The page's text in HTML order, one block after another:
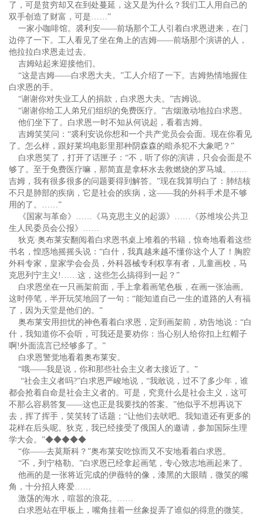
了，可是贫穷却又在到处蔓延，这又是为什么？我们工人用自己的
双手创造了财富，可是……”
一家小咖啡馆。裘利安——前场那个工人引着白求恩进来，在门
边停了一下。工人看见了坐在角上的吉姆——前场那个演讲的人，
他拉拉白求恩走过去。
吉姆站起来迎接他们。
“这是吉姆——白求恩大夫。”工人介绍了一下。吉姆热情地握住
白求恩的手。
“谢谢你对失业工人的捐款，白求恩大夫。”吉姆说。
“谢谢你给工人弟兄们组织的免费医疗。”吉烟激动地拉白求恩。
他们坐下了。白求恩一时不知从何说起，看着吉姆。
吉姆笑笑问：“裘利安说你想和一个共产党员会会面。现在你看见
了。怎么样，跟好莱坞电影里那种阴森森的暗杀犯不大象吧？”
白求恩笑了，打开了话匣子：“不，听了你的演讲，只会会面是不
够了。至于免费医疗嘛，那简直是拿杯水去救燃烧的罗马城。……
吉姆，我有很多很多的问题要得到解答。”现在我算明白了：肺结核
不只是肺部的疾病，它是社会的疾病，这——我的外科手术是不够
用的了。……”
《国家与革命》……《马克思主义的起源》……《苏维埃公共卫
生人民委员会公报》……
狄克·奥布莱安翻阅着白求恩书桌上堆着的书籍，惊奇地看着这些
书名，惶惑地摇摇头说：“白什，我真越来越不懂你这个人了！胸腔
外科专家，皇家学会会员，外科器械专利权享有者，儿童画校，马
克思列宁主义!……这，这些怎么搞得到一起？”
白求恩坐在一只画架前面，手上拿着画笔色板，在画一张油画。
这时停笔，半开玩笑地回了一句：“能知道自己一生的道路的人有福
了，因为天堂是他们的。”
奥布莱安用担忧的神色看着白求恩，定到画架前，劝告地说：“白
什，我知道你不会听，可我还是要劝你：当心别人给你扣上红帽子
啊!外面流言已经够多了。”
白求恩警觉地看着奥布莱安。
“哦——我是说，你和那些社会主义者太接近了。”
“社会主义者吗?”白求恩严峻地说，“我敢说，过不了多少年，谁
都会抢着自命是社会主义者的。可是，究竟什么是社会主义，这可
不那么容易答复——这也正是我要找的答案。”他似乎不想再说下
去，挥了挥手，笑笑转了话题；“让他们去吠吧。我知道还有更多的
花样在后头呢。狄克，我已经接受了俄国人的邀请，参加国际生理
学大会。”◆◆◆◆◆
“你——去莫斯科？”奥布莱安吃惊而又不安地看着白求恩。
“不，列宁格勒。”白求恩已经拿起画笔，专心致志地画起来了。
他画的是一张将近完成的伊薇特的像，漆黑的大眼睛，微笑的嘴
角，十分招人疼爱……
激荡的海水，喧嚣的浪花。……
白求恩站在甲板上，嘴角挂着一丝象捉弄了谁似的得意的微笑。